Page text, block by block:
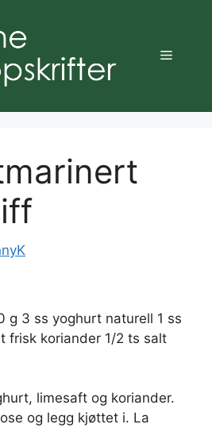
Meny
g 3 ss yoghurt naturell 1 ss
frisk koriander 1/2 ts salt
limesaft og koriander.
og legg kjøttet i. La